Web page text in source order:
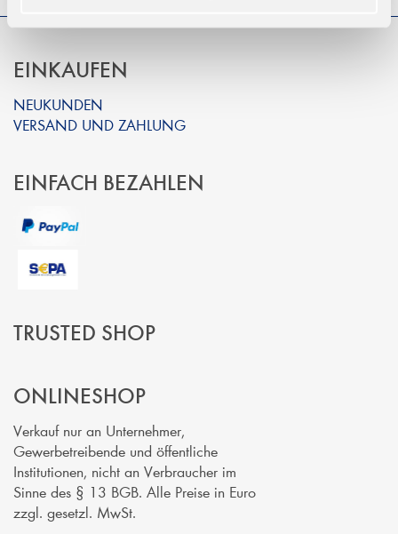
EINKAUFEN
NEUKUNDEN
VERSAND UND ZAHLUNG
EINFACH BEZAHLEN
TRUSTED SHOP
ONLINESHOP
Verkauf nur an Unternehmer,
Gewerbetreibende und öffentliche
Institutionen, nicht an Verbraucher im
Sinne des § 13 BGB. Alle Preise in Euro
zzgl. gesetzl. MwSt.